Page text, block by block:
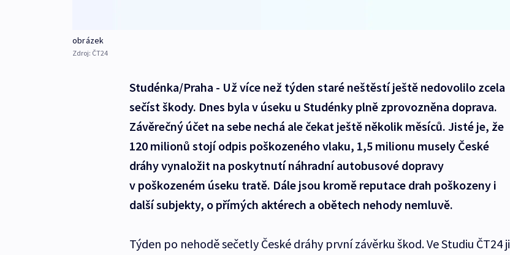
obrázek
Zdroj: ČT24
Studénka/Praha - Už více než týden staré neštěstí ještě nedovolilo zcela
sečíst škody. Dnes byla v úseku u Studénky plně zprovozněna doprava.
Závěrečný účet na sebe nechá ale čekat ještě několik měsíců. Jisté je, že
120 milionů stojí odpis poškozeného vlaku, 1,5 milionu musely České
dráhy vynaložit na poskytnutí náhradní autobusové dopravy
v poškozeném úseku tratě. Dále jsou kromě reputace drah poškozeny i
další subjekty, o přímých aktérech a obětech nehody nemluvě.
Týden po nehodě sečetly České dráhy první závěrku škod. Ve Studiu ČT24 ji